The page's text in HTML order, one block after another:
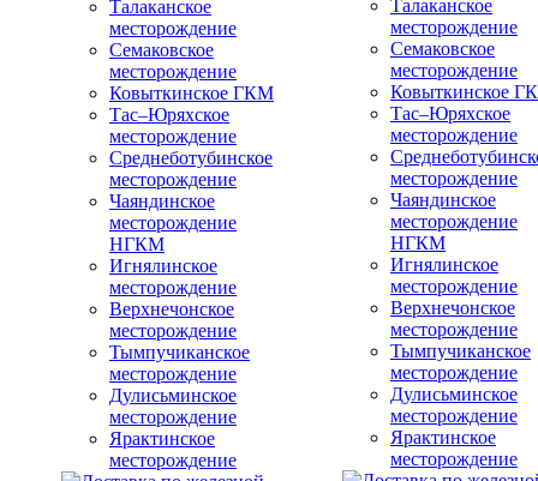
Талаканское
месторождение
Семаковское
месторождение
Ковыткинское ГКМ
Тас–Юряхское
месторождение
Среднеботубинское
месторождение
Чаяндинское
месторождение
НГКМ
Игнялинское
месторождение
Верхнечонское
месторождение
Тымпучиканское
месторождение
Дулисьминское
месторождение
Ярактинское
месторождение
Талаканское
месторождение
Семаковское
месторождение
Ковыткинское
Тас–Юряхское
месторождение
месторождение
Чаяндинское
месторождение
НГКМ
Игнялинское
месторождение
Верхнечонское
месторождение
Тымпучиканское
месторождение
Дулисьминское
месторождение
Ярактинское
месторождение